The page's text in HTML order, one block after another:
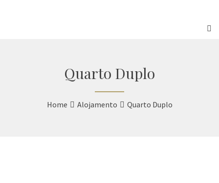
Quarto Duplo
Home Alojamento Quarto Duplo